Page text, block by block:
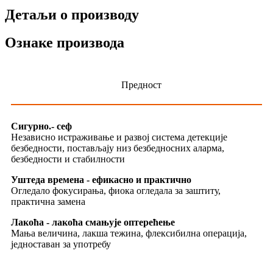
Детаљи о производу
Ознаке производа
Предност
Сигурно.- сеф
Независно истраживање и развој система детекције
безбедности, постављају низ безбедносних аларма,
безбедности и стабилности
Уштеда времена - ефикасно и практично
Огледало фокусирања, фиока огледала за заштиту,
практична замена
Лакоћа - лакоћа смањује оптерећење
Мања величина, лакша тежина, флексибилна операција,
једноставан за употребу